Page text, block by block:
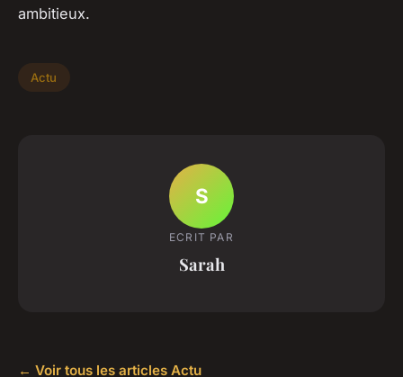
ambitieux.
Actu
S
ECRIT PAR
Sarah
← Voir tous les articles Actu